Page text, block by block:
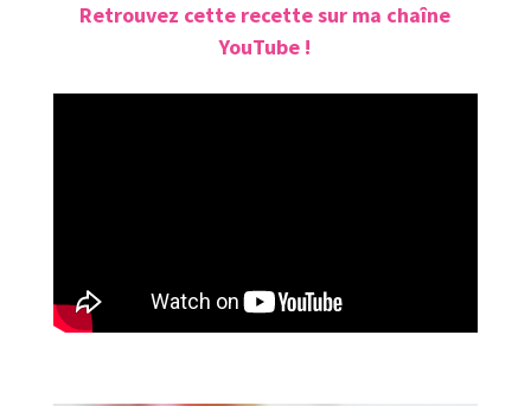
Retrouvez cette recette sur ma chaîne
YouTube !